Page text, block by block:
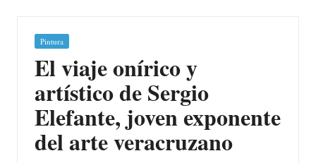
Publicada
Pintura
El viaje onírico y
artístico de Sergio
Elefante, joven exponente
del arte veracruzano